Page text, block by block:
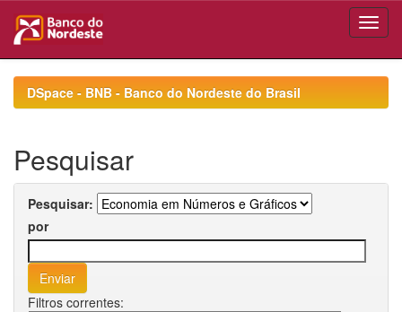
navigationDSpace - BNB - Banco do Nordeste do Brasil
Pesquisar
Pesquisar:
por
Filtros correntes: